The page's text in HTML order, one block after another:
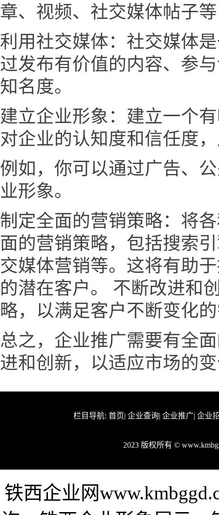
章、视频、社交媒体帖子
利用社交媒体：社交媒体
过发布有价值的内容、参
知名度。
建立企业形象：建立一个
对企业的认知度和信任度
例如，你可以通过广告、
业形象。
制定全面的营销策略：将
面的营销策略，包括搜索
交媒体营销等。这将有助
的潜在客户。 不断改进和
略，以满足客户不断变化
总之，企业推广需要有全
进和创新，以适应市场的
栏目导航: 首页| 企业查询| 企业推广| 企业
2023 版权所有 ©
铁西企业网